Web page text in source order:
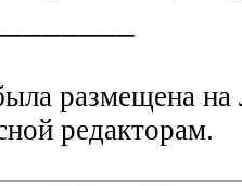
размещена на
редакторам.